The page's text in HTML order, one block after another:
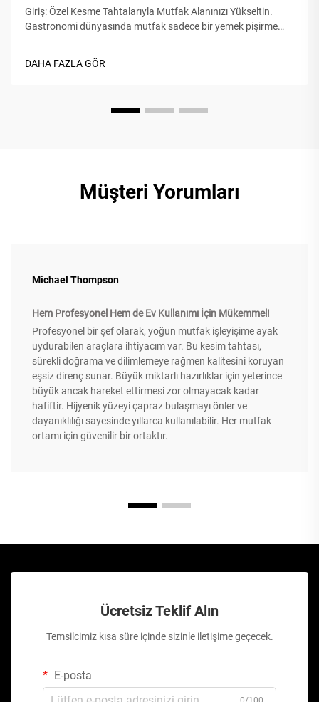
Giriş: Özel Kesme Tahtalarıyla Mutfak Alanınızı Yükseltin.
Gastronomi dünyasında mutfak sadece bir yemek pişirme
kesme tahtası, bu oyun havasını artırabilir ve günlük işleri
DAHA FAZLA GÖR
Müşteri Yorumları
Michael Thompson
Hem Profesyonel Hem de Ev Kullanımı İçin Mükemmel!
Profesyonel bir şef olarak, yoğun mutfak işleyişime ayak
uydurabilen araçlara ihtiyacım var. Bu kesim tahtası,
sürekli doğrama ve dilimlemeye rağmen kalitesini koruyan
eşsiz direnç sunar. Büyük miktarlı hazırlıklar için yeterince
büyük ancak hareket ettirmesi zor olmayacak kadar
hafiftir. Hijyenik yüzeyi çapraz bulaşmayı önler ve
dayanıklılığı sayesinde yıllarca kullanılabilir. Her mutfak
ortamı için güvenilir bir ortaktır.
Ücretsiz Teklif Alın
Temsilcimiz kısa süre içinde sizinle iletişime geçecek.
E-posta